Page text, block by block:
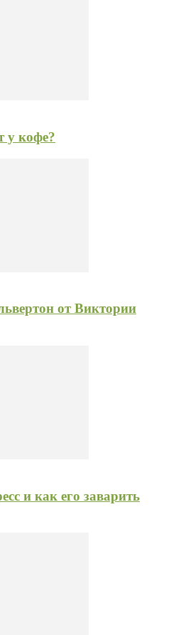
у кофе?
от Виктории
и как его заварить